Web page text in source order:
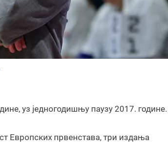
уз једногодишњу паузу 2017. године.
Европских првенстава, три издања